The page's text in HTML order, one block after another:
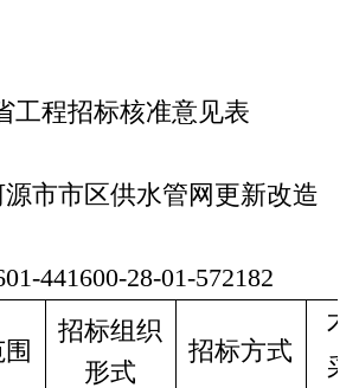
工程招标核准意见表
源市市区供水管网更新改造
441600-28-01-572182
招标组织
形式
招标方式
不
采